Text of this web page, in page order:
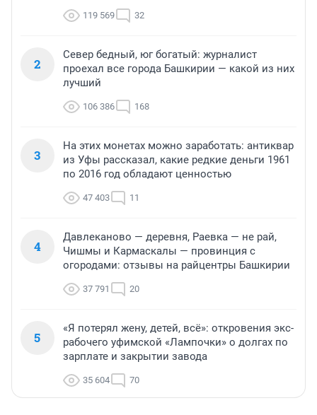
119 569 32
2
Север бедный, юг богатый: журналист
проехал все города Башкирии — какой из них
лучший
106 386 168
3
На этих монетах можно заработать: антиквар
из Уфы рассказал, какие редкие деньги 1961
по 2016 год обладают ценностью
47 403 11
4
Давлеканово — деревня, Раевка — не рай,
Чишмы и Кармаскалы — провинция с
огородами: отзывы на райцентры Башкирии
37 791 20
5
«Я потерял жену, детей, всё»: откровения экс-
рабочего уфимской «Лампочки» о долгах по
зарплате и закрытии завода
35 604 70